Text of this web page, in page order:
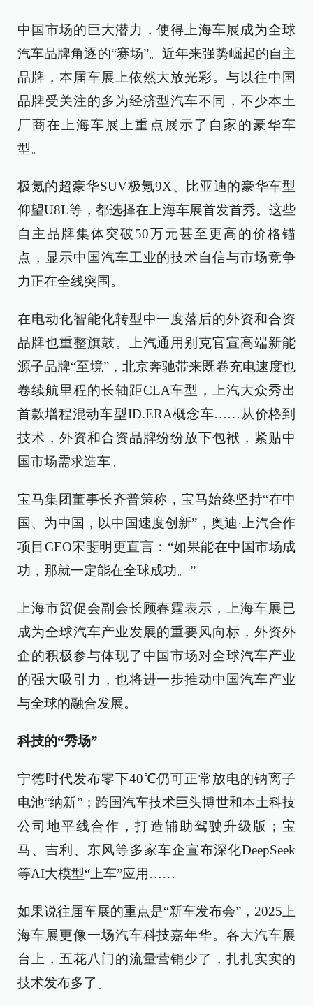
中国市场的巨大潜力，使得上海车展成为全球
汽车品牌角逐的“赛场”。近年来强势崛起的自主
品牌，本届车展上依然大放光彩。与以往中国
品牌受关注的多为经济型汽车不同，不少本土
厂商在上海车展上重点展示了自家的豪华车
型。
极氪的超豪华SUV极氪9X、比亚迪的豪华车型
仰望U8L等，都选择在上海车展首发首秀。这些
自主品牌集体突破50万元甚至更高的价格锚
点，显示中国汽车工业的技术自信与市场竞争
力正在全线突围。
在电动化智能化转型中一度落后的外资和合资
品牌也重整旗鼓。上汽通用别克官宣高端新能
源子品牌“至境”，北京奔驰带来既卷充电速度也
卷续航里程的长轴距CLA车型，上汽大众秀出
首款增程混动车型ID.ERA概念车……从价格到
技术，外资和合资品牌纷纷放下包袱，紧贴中
国市场需求造车。
宝马集团董事长齐普策称，宝马始终坚持“在中
国、为中国，以中国速度创新”，奥迪·上汽合作
项目CEO宋斐明更直言：“如果能在中国市场成
功，那就一定能在全球成功。”
上海市贸促会副会长顾春霆表示，上海车展已
成为全球汽车产业发展的重要风向标，外资外
企的积极参与体现了中国市场对全球汽车产业
的强大吸引力，也将进一步推动中国汽车产业
与全球的融合发展。
科技的“秀场”
宁德时代发布零下40℃仍可正常放电的钠离子
电池“纳新”；跨国汽车技术巨头博世和本土科技
公司地平线合作，打造辅助驾驶升级版；宝
马、吉利、东风等多家车企宣布深化DeepSeek
等AI大模型“上车”应用……
如果说往届车展的重点是“新车发布会”，2025上
海车展更像一场汽车科技嘉年华。各大汽车展
台上，五花八门的流量营销少了，扎扎实实的
技术发布多了。